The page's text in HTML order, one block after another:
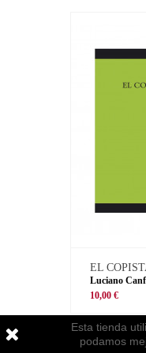
EL
Luciano
10,00 €
Esta tienda
podamos